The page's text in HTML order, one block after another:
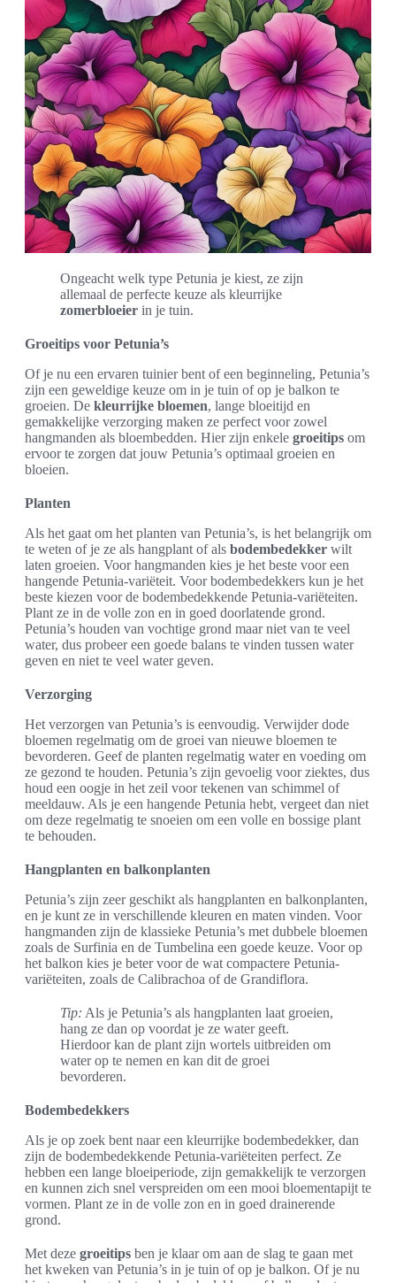
Ongeacht welk type Petunia je kiest, ze zijn
allemaal de perfecte keuze als kleurrijke
zomerbloeier in je tuin.
Groeitips voor Petunia’s
Of je nu een ervaren tuinier bent of een beginneling, Petunia’s
zijn een geweldige keuze om in je tuin of op je balkon te
groeien. De kleurrijke bloemen, lange bloeitijd en
gemakkelijke verzorging maken ze perfect voor zowel
hangmanden als bloembedden. Hier zijn enkele groeitips om
ervoor te zorgen dat jouw Petunia’s optimaal groeien en
bloeien.
Planten
Als het gaat om het planten van Petunia’s, is het belangrijk om
te weten of je ze als hangplant of als bodembedekker wilt
laten groeien. Voor hangmanden kies je het beste voor een
hangende Petunia-variëteit. Voor bodembedekkers kun je het
beste kiezen voor de bodembedekkende Petunia-variëteiten.
Plant ze in de volle zon en in goed doorlatende grond.
Petunia’s houden van vochtige grond maar niet van te veel
water, dus probeer een goede balans te vinden tussen water
geven en niet te veel water geven.
Verzorging
Het verzorgen van Petunia’s is eenvoudig. Verwijder dode
bloemen regelmatig om de groei van nieuwe bloemen te
bevorderen. Geef de planten regelmatig water en voeding om
ze gezond te houden. Petunia’s zijn gevoelig voor ziektes, dus
houd een oogje in het zeil voor tekenen van schimmel of
meeldauw. Als je een hangende Petunia hebt, vergeet dan niet
om deze regelmatig te snoeien om een volle en bossige plant
te behouden.
Hangplanten en balkonplanten
Petunia’s zijn zeer geschikt als hangplanten en balkonplanten,
en je kunt ze in verschillende kleuren en maten vinden. Voor
hangmanden zijn de klassieke Petunia’s met dubbele bloemen
zoals de Surfinia en de Tumbelina een goede keuze. Voor op
het balkon kies je beter voor de wat compactere Petunia-
variëteiten, zoals de Calibrachoa of de Grandiflora.
Tip: Als je Petunia’s als hangplanten laat groeien,
hang ze dan op voordat je ze water geeft.
Hierdoor kan de plant zijn wortels uitbreiden om
water op te nemen en kan dit de groei
bevorderen.
Bodembedekkers
Als je op zoek bent naar een kleurrijke bodembedekker, dan
zijn de bodembedekkende Petunia-variëteiten perfect. Ze
hebben een lange bloeiperiode, zijn gemakkelijk te verzorgen
en kunnen zich snel verspreiden om een mooi bloementapijt te
vormen. Plant ze in de volle zon en in goed drainerende
grond.
Met deze groeitips ben je klaar om aan de slag te gaan met
het kweken van Petunia’s in je tuin of op je balkon. Of je nu